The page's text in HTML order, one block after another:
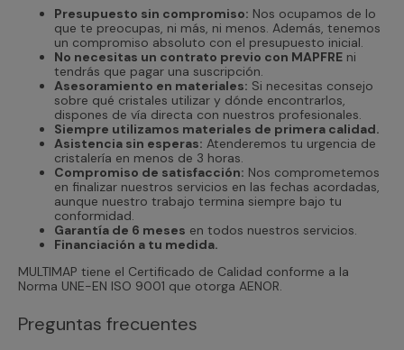
Presupuesto sin compromiso: Nos ocupamos de lo
que te preocupas, ni más, ni menos. Además, tenemos
un compromiso absoluto con el presupuesto inicial.
No necesitas un contrato previo con MAPFRE ni
tendrás que pagar una suscripción.
Asesoramiento en materiales: Si necesitas consejo
sobre qué cristales utilizar y dónde encontrarlos,
dispones de vía directa con nuestros profesionales.
Siempre utilizamos materiales de primera calidad.
Asistencia sin esperas: Atenderemos tu urgencia de
cristalería en menos de 3 horas.
Compromiso de satisfacción: Nos comprometemos
en finalizar nuestros servicios en las fechas acordadas,
aunque nuestro trabajo termina siempre bajo tu
conformidad.
Garantía de 6 meses en todos nuestros servicios.
Financiación a tu medida.
MULTIMAP tiene el Certificado de Calidad conforme a la
Norma UNE-EN ISO 9001 que otorga AENOR.
Preguntas frecuentes